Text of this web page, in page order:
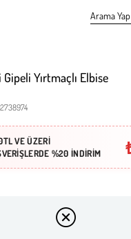
Arama Yap
Gipeli Yırtmaçlı Elbise
VE ÜZERİ
%20 İNDİRİM